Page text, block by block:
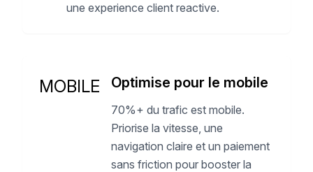
une experience client reactive.
MOBILE Optimise pour le mobile
70%+ du trafic est mobile.
Priorise la vitesse, une
navigation claire et un paiement
sans friction pour booster la